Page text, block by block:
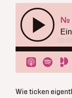
Wie ticken